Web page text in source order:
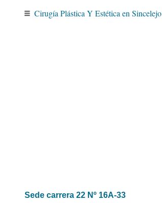
Cirugía Plástica Y Estética en Sincelejo
Sede carrera 22 Nº 16A-33